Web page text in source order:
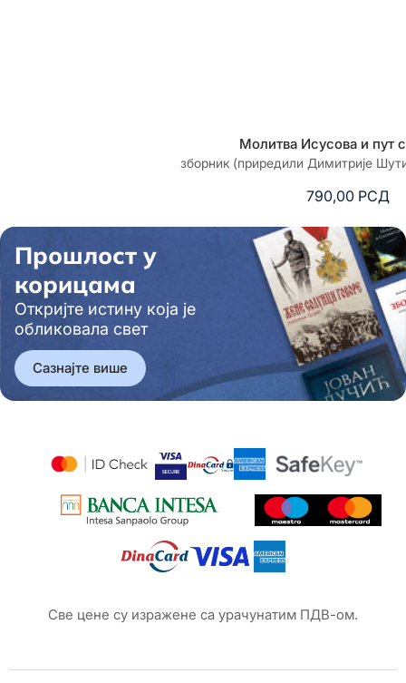
Молитва Исусова и пут
зборник (приредили Димитрије
790,00 РСД
Прошлост у
корицама
Откријте истину која је
обликовала свет
Сазнајте више
Све цене су изражене са урачунатим ПДВ-ом.